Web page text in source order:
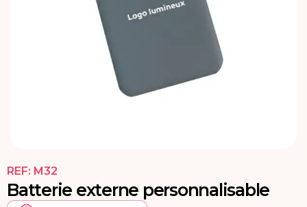
REF: M32
Batterie externe personnalisable